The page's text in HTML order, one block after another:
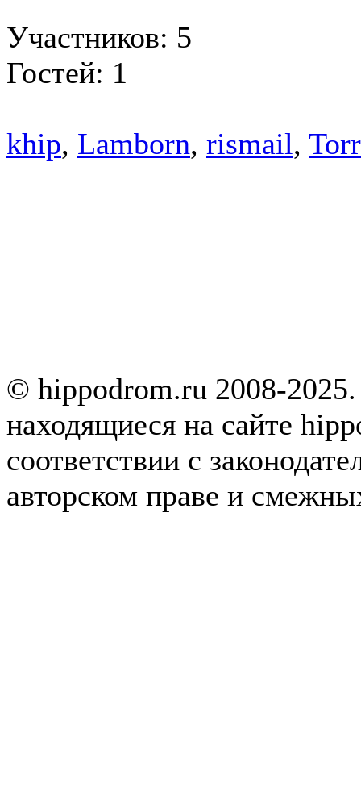
Участников: 5
Гостей: 1
khip, Lamborn, rismail,
© hippodrom.ru 2008-
находящиеся на сайте
соответствии с
авторском праве и